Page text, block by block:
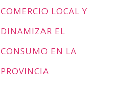
COMERCIO LOCAL Y
DINAMIZAR EL
CONSUMO EN LA
PROVINCIA